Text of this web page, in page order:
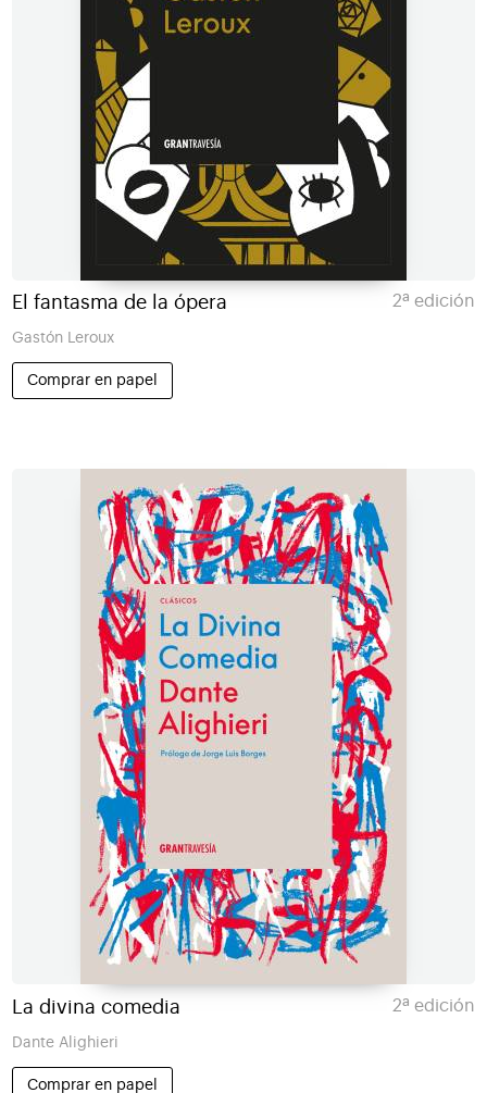
El fantasma de la ópera 2ª edición
Gastón Leroux
Comprar en papel
La divina comedia 2ª edición
Dante Alighieri
Comprar en papel